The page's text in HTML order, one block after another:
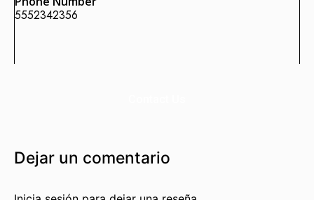
5552342356
Dejar un comentario